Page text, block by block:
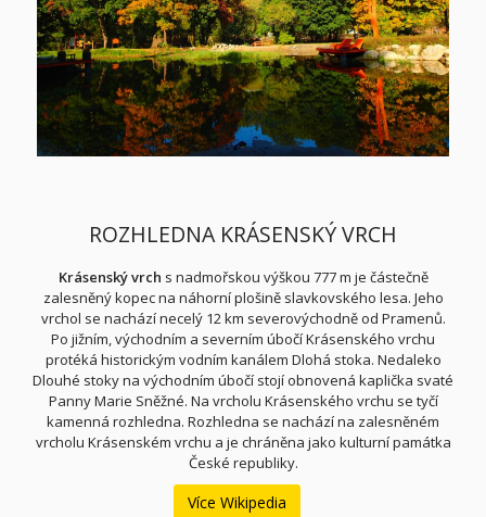
ROZHLEDNA KRÁSENSKÝ VRCH
Krásenský vrch s nadmořskou výškou 777 m je částečně
zalesněný kopec na náhorní plošině slavkovského lesa. Jeho
vrchol se nachází necelý 12 km severovýchodně od Pramenů.
Po jižním, východním a severním úbočí Krásenského vrchu
protéká historickým vodním kanálem Dlohá stoka. Nedaleko
Dlouhé stoky na východním úbočí stojí obnovená kaplička svaté
Panny Marie Sněžné. Na vrcholu Krásenského vrchu se tyčí
kamenná rozhledna. Rozhledna se nachází na zalesněném
vrcholu Krásenském vrchu a je chráněna jako kulturní památka
České republiky.
Více Wikipedia